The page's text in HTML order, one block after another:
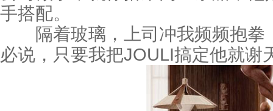
手搭配。
隔着玻璃，上司冲我频频抱拳
必说，只要我把JOULI搞定他就谢